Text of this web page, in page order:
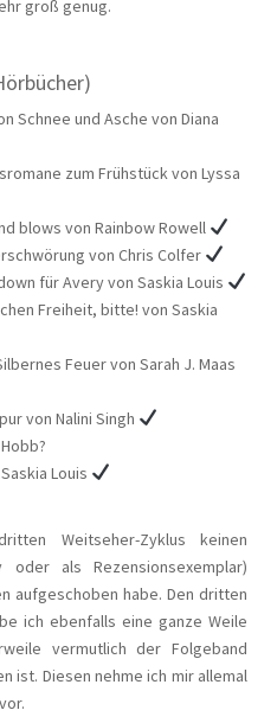
groß genug.
Schnee und Asche von Diana
zum Frühstück von Lyssa
blows von Rainbow Rowell
von Chris Colfer
für Avery von Saskia Louis
Freiheit, bitte! von Saskia
Feuer von Sarah J. Maas
von Nalini Singh
Louis
Weitseher-Zyklus keinen
als Rezensionsexemplar)
aufgeschoben habe. Den dritten
ich ebenfalls eine ganze Weile
vermutlich der Folgeband
ist. Diesen nehme ich mir allemal